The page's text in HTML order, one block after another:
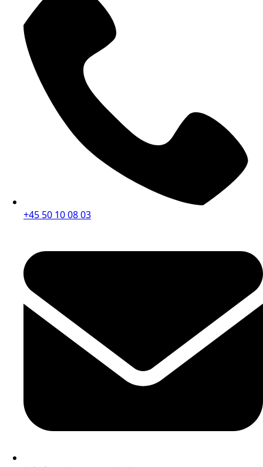
+45 50 10 08 03